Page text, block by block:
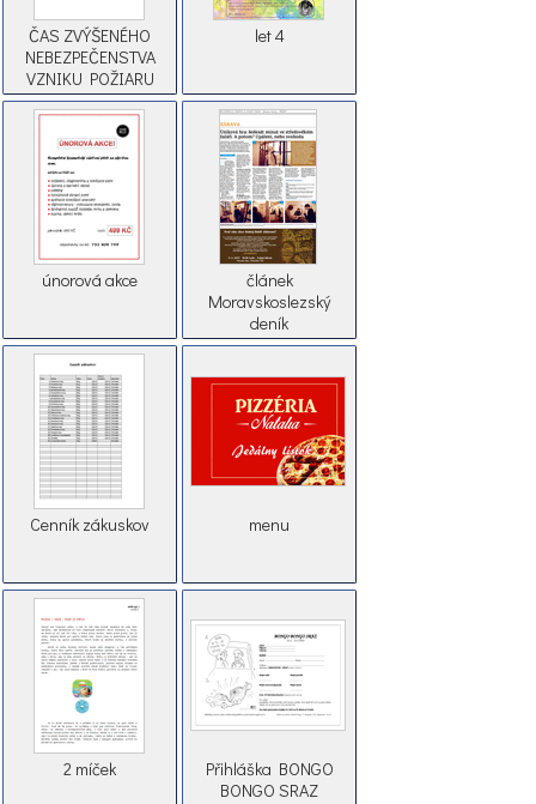
ČAS ZVÝŠENÉHO
NEBEZPEČENSTVA
VZNIKU POŽIARU
let 4
únorová akce
článek
Moravskoslezský
deník
Cenník zákuskov menu
2 míček
Přihláška BONGO
BONGO SRAZ